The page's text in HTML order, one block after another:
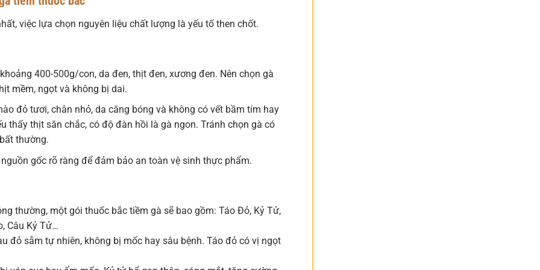
việc lựa chọn nguyên liệu chất lượng là yếu tố then chốt.
400-500g/con, da đen, thịt đen, xương đen. Nên chọn gà
mềm, ngọt và không bị dai.
đỏ tươi, chân nhỏ, da căng bóng và không có vết bầm tím hay
thấy thịt săn chắc, có độ đàn hồi là gà ngon. Tránh chọn gà có
thường.
gốc rõ ràng để đảm bảo an toàn vệ sinh thực phẩm.
thường, một gói thuốc bắc tiềm gà sẽ bao gồm: Táo Đỏ, Kỷ Tử,
Câu Kỷ Tử…
đỏ sẫm tự nhiên, không bị mốc hay sâu bệnh. Táo đỏ có vị ngọt